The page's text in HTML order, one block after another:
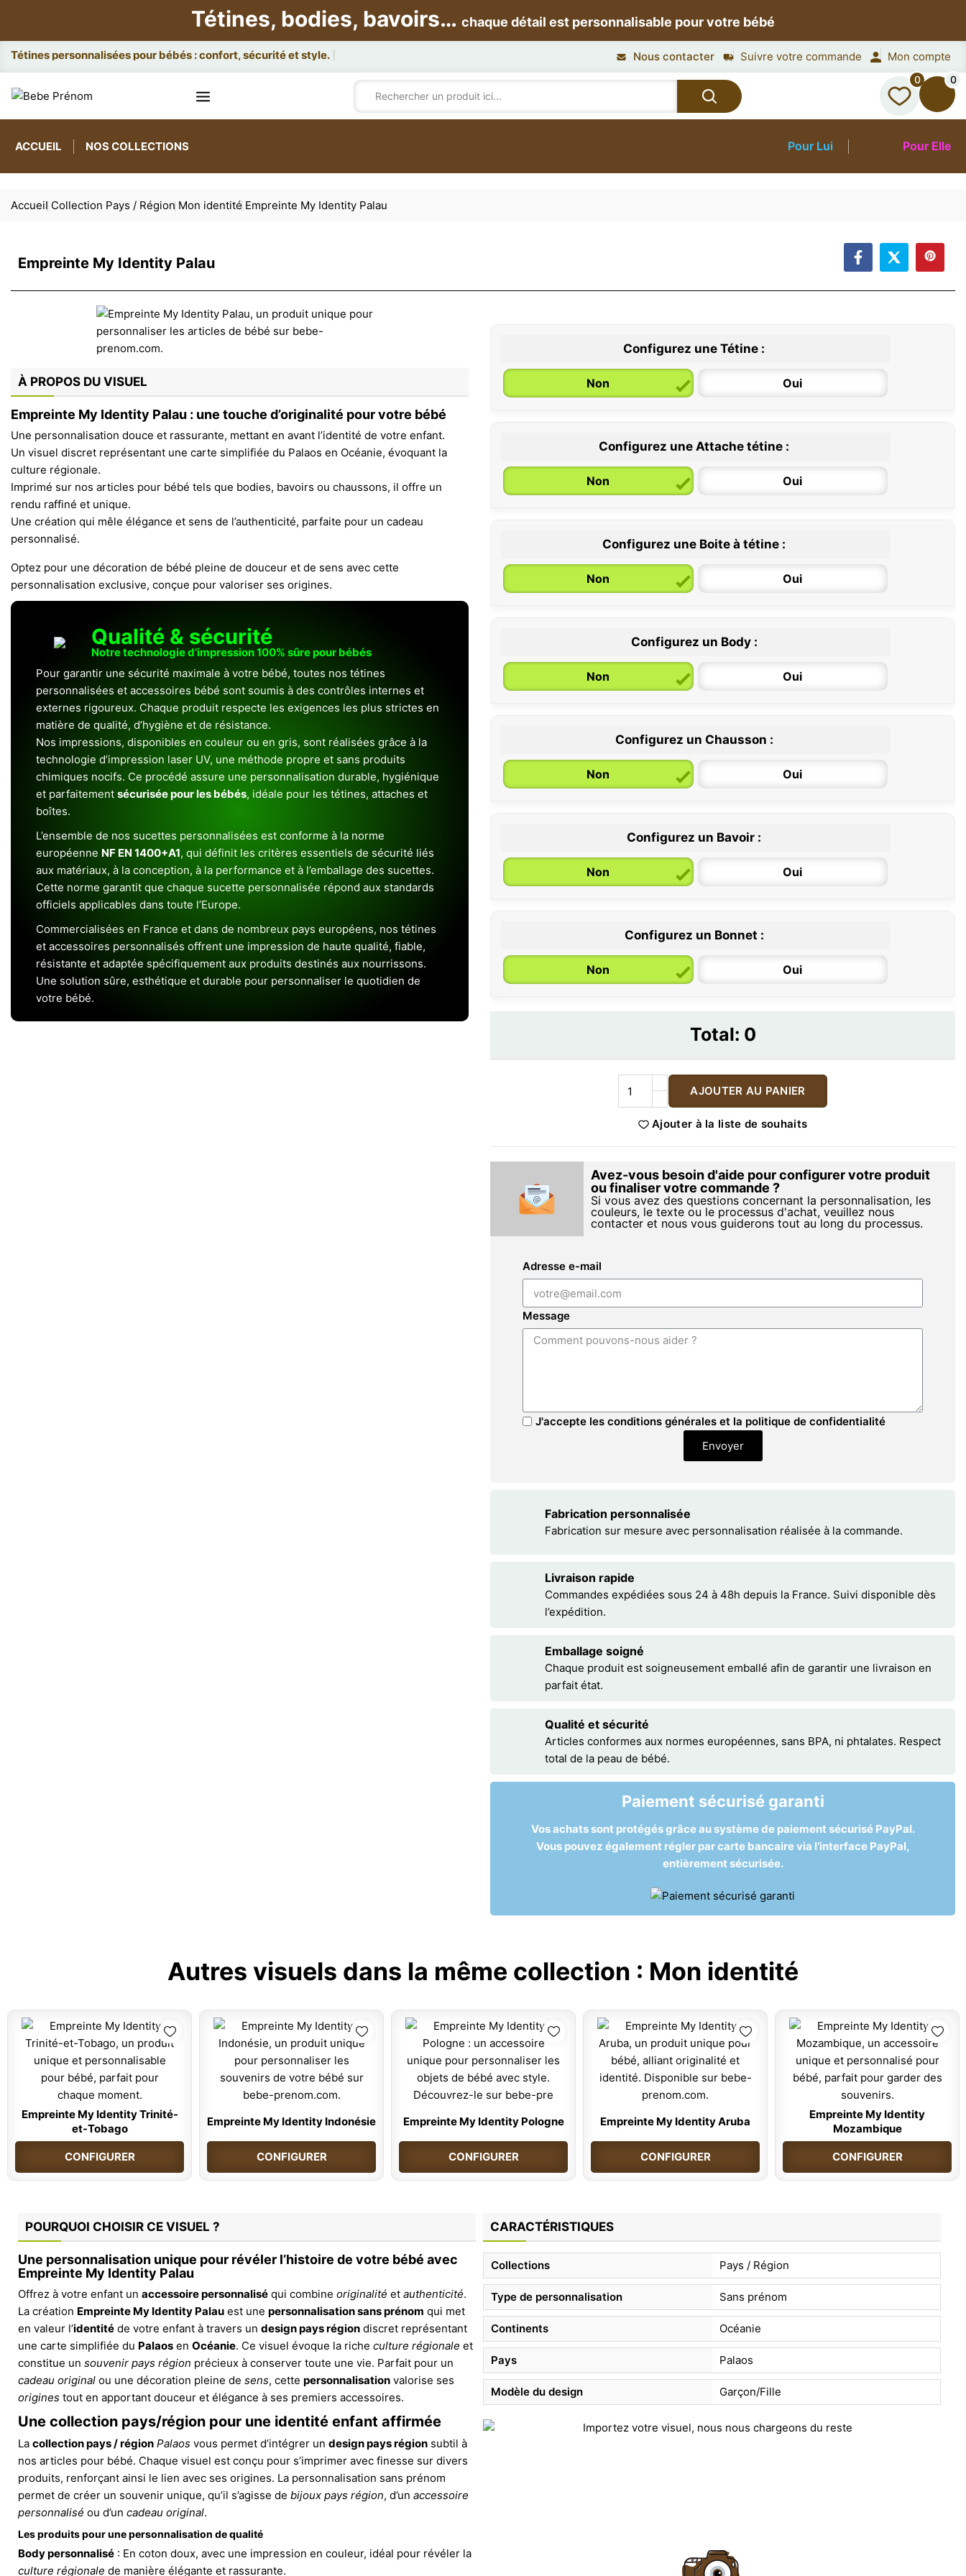
Tétines, bodies, bavoirs… chaque détail est personnalisable pour votre bébé
Atta Nous contacter Suivre votre commande Mon compte
0 0
ACCUEIL NOS COLLECTIONS Pour Lui Pour Elle
Accueil Collection Pays / Région Mon identité Empreinte My Identity Palau
Empreinte My Identity Palau
À PROPOS DU VISUEL
Empreinte My Identity Palau : une touche d’originalité pour votre bébé
Une personnalisation douce et rassurante, mettant en avant l’identité de votre enfant.
Un visuel discret représentant une carte simplifiée du Palaos en Océanie, évoquant la
culture régionale.
Imprimé sur nos articles pour bébé tels que bodies, bavoirs ou chaussons, il offre un
rendu raffiné et unique.
Une création qui mêle élégance et sens de l’authenticité, parfaite pour un cadeau
personnalisé.
Optez pour une décoration de bébé pleine de douceur et de sens avec cette
personnalisation exclusive, conçue pour valoriser ses origines.
Qualité & sécurité
Notre technologie d’impression 100% sûre pour bébés
Pour garantir une sécurité maximale à votre bébé, toutes nos tétines
personnalisées et accessoires bébé sont soumis à des contrôles internes et
externes rigoureux. Chaque produit respecte les exigences les plus strictes en
matière de qualité, d’hygiène et de résistance.
Nos impressions, disponibles en couleur ou en gris, sont réalisées grâce à la
technologie d’impression laser UV, une méthode propre et sans produits
chimiques nocifs. Ce procédé assure une personnalisation durable, hygiénique
et parfaitement sécurisée pour les bébés, idéale pour les tétines, attaches et
boîtes.
L’ensemble de nos sucettes personnalisées est conforme à la norme
européenne NF EN 1400+A1, qui définit les critères essentiels de sécurité liés
aux matériaux, à la conception, à la performance et à l’emballage des sucettes.
Cette norme garantit que chaque sucette personnalisée répond aux standards
officiels applicables dans toute l’Europe.
Commercialisées en France et dans de nombreux pays européens, nos tétines
et accessoires personnalisés offrent une impression de haute qualité, fiable,
résistante et adaptée spécifiquement aux produits destinés aux nourrissons.
Une solution sûre, esthétique et durable pour personnaliser le quotidien de
votre bébé.
Configurez une Tétine :
Non Oui
0 / 6 mois
Configurez une Attache tétine :
Non Oui
Configurez une Boite à tétine :
Non Oui
Configurez un Body :
Non Oui
6 / 12 mois
Configurez un Chausson :
Non Oui
Configurez un Bavoir :
Non Oui
Configurez un Bonnet :
Non Oui
Total: 0
AJOUTER AU PANIER
Ajouter à la liste de souhaits
Avez-vous besoin d'aide pour configurer votre produit
ou finaliser votre commande ?
Si vous avez des questions concernant la personnalisation, les
couleurs, le texte ou le processus d'achat, veuillez nous
contacter et nous vous guiderons tout au long du processus.
Adresse e-mail
Message
J'accepte les conditions générales et la politique de confidentialité
Envoyer
Fabrication personnalisée
Fabrication sur mesure avec personnalisation réalisée à la commande.
Livraison rapide
Commandes expédiées sous 24 à 48h depuis la France. Suivi disponible dès
l’expédition.
Emballage soigné
Chaque produit est soigneusement emballé afin de garantir une livraison en
parfait état.
Qualité et sécurité
Articles conformes aux normes européennes, sans BPA, ni phtalates. Respect
total de la peau de bébé.
Paiement sécurisé garanti
Vos achats sont protégés grâce au système de paiement sécurisé PayPal.
Vous pouvez également régler par carte bancaire via l’interface PayPal,
entièrement sécurisée.
Autres visuels dans la même collection : Mon identité
Empreinte My Identity Trinité-
et-Tobago
CONFIGURER
Empreinte My Identity Indonésie
CONFIGURER
Empreinte My Identity Pologne
CONFIGURER
Empreinte My Identity Aruba
CONFIGURER
Empreinte My Identity
Mozambique
CONFIGURER
POURQUOI CHOISIR CE VISUEL ?
Une personnalisation unique pour révéler l’histoire de votre bébé avec
Empreinte My Identity Palau
Offrez à votre enfant un accessoire personnalisé qui combine originalité et authenticité.
La création Empreinte My Identity Palau est une personnalisation sans prénom qui met
en valeur l’identité de votre enfant à travers un design pays région discret représentant
une carte simplifiée du Palaos en Océanie. Ce visuel évoque la riche culture régionale et
constitue un souvenir pays région précieux à conserver toute une vie. Parfait pour un
cadeau original ou une décoration pleine de sens, cette personnalisation valorise ses
origines tout en apportant douceur et élégance à ses premiers accessoires.
Une collection pays/région pour une identité enfant affirmée
La collection pays / région Palaos vous permet d’intégrer un design pays région subtil à
nos articles pour bébé. Chaque visuel est conçu pour s’imprimer avec finesse sur divers
produits, renforçant ainsi le lien avec ses origines. La personnalisation sans prénom
permet de créer un souvenir unique, qu’il s’agisse de bijoux pays région, d’un accessoire
personnalisé ou d’un cadeau original.
Les produits pour une personnalisation de qualité
Body personnalisé : En coton doux, avec une impression en couleur, idéal pour révéler la
culture régionale de manière élégante et rassurante.
CARACTÉRISTIQUES
Collections Pays / Région
Type de personnalisation Sans prénom
Continents Océanie
Pays Palaos
Modèle du design Garçon/Fille